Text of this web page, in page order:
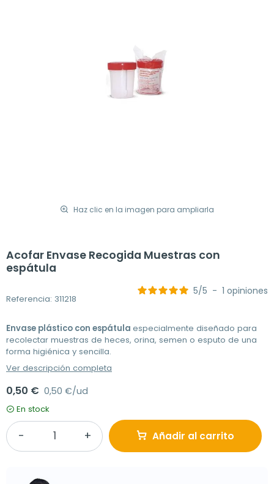
Haz clic en la imagen para ampliarla
Acofar Envase Recogida Muestras con
espátula
Referencia: 311218
5/5 - 1 opiniones
Envase plástico con espátula especialmente diseñado para
recolectar muestras de heces, orina, semen o esputo de una
forma higiénica y sencilla.
Ver descripción completa
0,50 € 0,50 €/ud
En stock
Añadir al carrito